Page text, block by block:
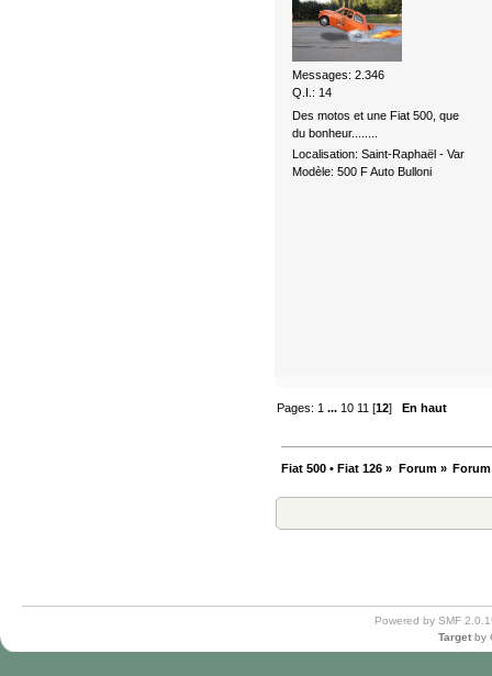
Messages: 2.346
Q.I.: 14
Des motos et une Fiat 500, que
du bonheur........
Localisation: Saint-Raphaël - Var
Modèle: 500 F Auto Bulloni
Pages: 1 ... 10 11 [12]En haut
Fiat 500 • Fiat 126 » Forum»
Powered by SMF
Target by